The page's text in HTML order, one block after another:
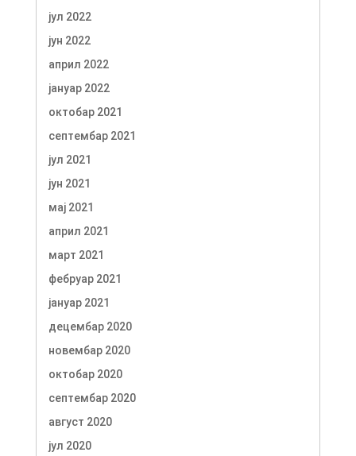
јул 2022
јун 2022
април 2022
јануар 2022
октобар 2021
септембар 2021
јул 2021
јун 2021
мај 2021
април 2021
март 2021
фебруар 2021
јануар 2021
децембар 2020
новембар 2020
октобар 2020
септембар 2020
август 2020
јул 2020